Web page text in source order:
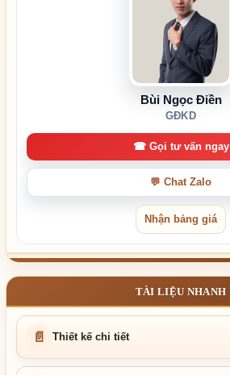
Bùi Ngọc Điền
GĐKD
☎ Gọi tư vấn ngay
💬 Chat Zalo
Nhận bảng giá
TÀI LIỆU NHANH
📄 Thiết kế chi tiết